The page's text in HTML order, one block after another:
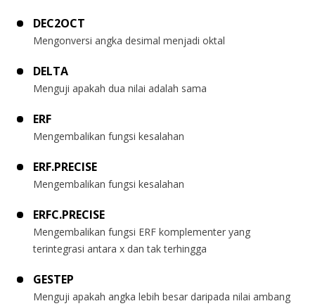
DEC2OCT
Mengonversi angka desimal menjadi oktal
DELTA
Menguji apakah dua nilai adalah sama
ERF
Mengembalikan fungsi kesalahan
ERF.PRECISE
Mengembalikan fungsi kesalahan
ERFC.PRECISE
Mengembalikan fungsi ERF komplementer yang
terintegrasi antara x dan tak terhingga
GESTEP
Menguji apakah angka lebih besar daripada nilai ambang